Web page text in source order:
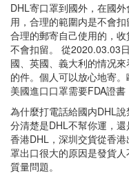
DHL寄口罩到國外，在國
用，合理的範圍内是不會
合理的郵寄自己使用的，
不會扣留。 從2020.03.03
國、英國、義大利的情况
的件。個人可以放心地寄
美國進口口罩需要FDA證書
為什麼打電話給國内DHL
分清楚是DHL不幫你運，
香港DHL，深圳交貨從香
罩出口很大的原因是發貨
質量問題。